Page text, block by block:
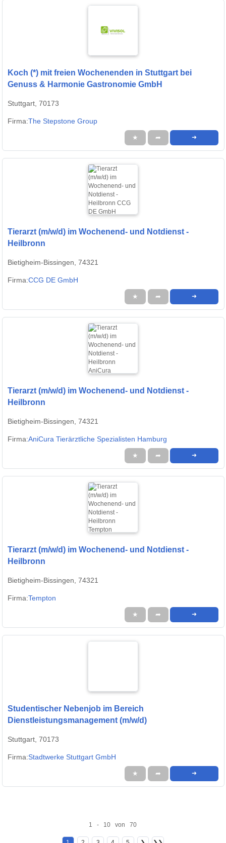
Koch (*) mit freien Wochenenden in Stuttgart bei
Genuss & Harmonie Gastronomie GmbH
Stuttgart, 70173
Firma:The Stepstone Group
★ ➦ ➜
Tierarzt (m/w/d) im Wochenend- und Notdienst -
Heilbronn
Bietigheim-Bissingen, 74321
Firma:CCG DE GmbH
★ ➦ ➜
Tierarzt (m/w/d) im Wochenend- und Notdienst -
Heilbronn
Bietigheim-Bissingen, 74321
Firma:AniCura Tierärztliche Spezialisten Hamburg
★ ➦ ➜
Tierarzt (m/w/d) im Wochenend- und Notdienst -
Heilbronn
Bietigheim-Bissingen, 74321
Firma:Tempton
★ ➦ ➜
Studentischer Nebenjob im Bereich
Dienstleistungsmanagement (m/w/d)
Stuttgart, 70173
Firma:Stadtwerke Stuttgart GmbH
★ ➦ ➜
1 - 10 von 70